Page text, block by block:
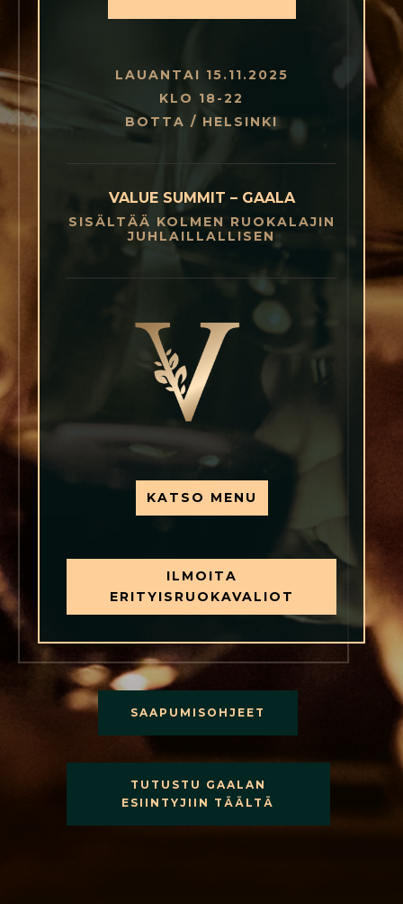
LAUANTAI 15.11.2025
KLO 18-22
BOTTA / HELSINKI
VALUE SUMMIT – GAALA
SISÄLTÄÄ KOLMEN RUOKALAJIN
JUHLAILLALLISEN
KATSO MENU
ILMOITA
ERITYISRUOKAVALIOT
SAAPUMISOHJEET
TUTUSTU GAALAN
ESIINTYJIIN TÄÄLTÄ